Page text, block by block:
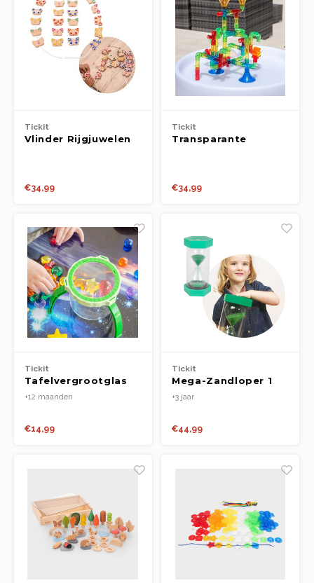
Tickit
Vlinder Rijgjuwelen
€34,99
Tickit
Transparante
€34,99
Tickit
Tafelvergrootglas
2.3x & Pot
+12 maanden
€14,99
Tickit
Mega-Zandloper 1
Minuut (hoogte
+3 jaar
€44,99